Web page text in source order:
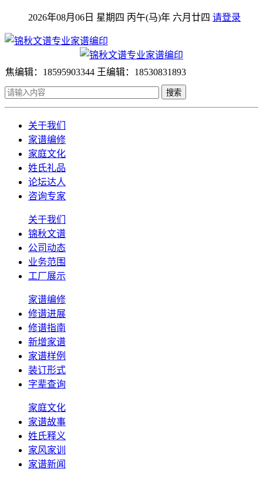
2026年08月06日 星期四 丙午(马)年 六月廿四 请登录
焦编辑：18595903344 王编辑：18530831893
搜索
关于我们
家谱编修
家庭文化
姓氏礼品
论坛达人
咨询专家
关于我们
锦秋文谱
公司动态
业务范围
工厂展示
家谱编修
修谱进展
修谱指南
新增家谱
家谱样例
装订形式
字辈查询
家庭文化
家谱故事
姓氏释义
家风家训
家谱新闻